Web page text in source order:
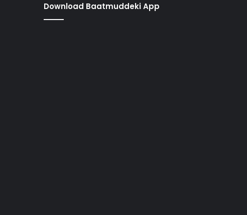
Download Baatmuddeki App